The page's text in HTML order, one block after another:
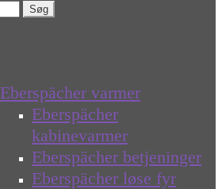
Søg
Eberspächer varmer
Eberspächer
kabinevarmer
Eberspächer betjeninger
Eberspächer løse fyr